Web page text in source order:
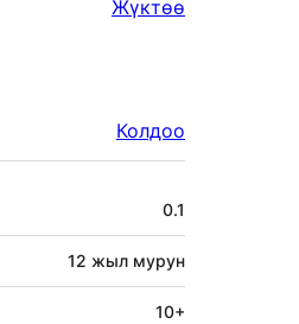
Жүктөө
Колдоо
0.1
12 жыл мурун
10+